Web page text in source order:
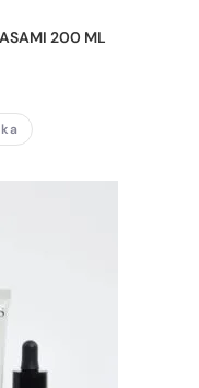
200 ML